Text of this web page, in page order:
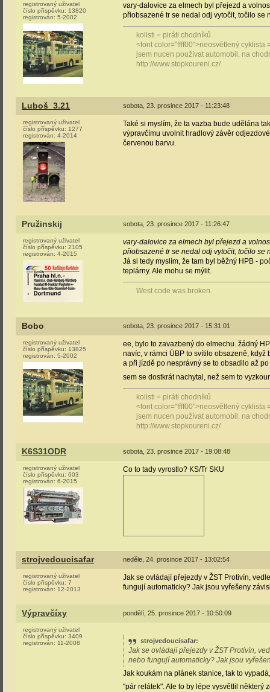
registrovaný uživatel
číslo příspěvku: 13820
registrován: 5-2002
vary-dalovice za elmech byl přejezd a
přiobsazené tr se nedal odj vytočit, točilo se
kolisti = piráti chodníků
<font color="ffff00">neosvětlený cyklista
jsem nucen používat automobil. na
http://www.stopkoureni.cz/
Luboš_3.21 sobota, 23. prosince 2017 - 11:23:48
registrovaný uživatel
číslo příspěvku: 1277
registrován: 4-2014
Také si myslím, že ta vazba bude udělána
výpravčímu uvolnit hradlový závěr
červenou barvu.
Pružinskij sobota, 23. prosince 2017 - 11:26:47
registrovaný uživatel
číslo příspěvku: 2105
registrován: 4-2015
vary-dalovice za elmech byl přejezd a
přiobsazené tr se nedal odj vytočit, točilo se
Já si tedy myslím, že tam byl běžný HPB -
teplárny. Ale mohu se mýlit.
West code was broken.
Bobo sobota, 23. prosince 2017 - 15:31:01
registrovaný uživatel
číslo příspěvku: 13825
registrován: 5-2002
ee, bylo to zavazbený do elmechu. žádný
navíc, v rámci ÚBP to svítilo obsazeně,
a při jízdě po nesprávný se to obsadilo až
sem se dostkrát nachytal, než sem to
kolisti = piráti chodníků
<font color="ffff00">neosvětlený cyklista
jsem nucen používat automobil. na
http://www.stopkoureni.cz/
K6S31ODR sobota, 23. prosince 2017 - 19:08:48
registrovaný uživatel
číslo příspěvku: 603
registrován: 6-2015
Co to tady vyrostlo? KS/Tr SKU
strojvedoucisafar neděle, 24. prosince 2017 - 13:02:54
registrovaný uživatel
číslo příspěvku: 7
registrován: 12-2013
Jak se ovládají přejezdy v ŽST Protivín,
fungují automaticky? Jak jsou vyřešeny
Výpravčíxy pondělí, 25. prosince 2017 - 10:50:09
registrovaný uživatel
číslo příspěvku: 3409
registrován: 11-2008 strojvedoucisafar:
Jak se ovládají přejezdy v ŽST Protivín,
nebo fungují automaticky? Jak jsou
Jak koukám na plánek stanice, tak to
"pár relátek". Ale to by lépe vysvětlil některý